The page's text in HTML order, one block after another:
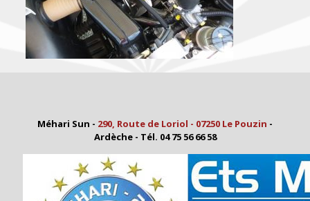
Méhari Sun - 290, Route de Loriol - 07250 Le Pouzin -
Ardèche - Tél. 04 75 56 66 58